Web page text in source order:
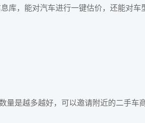
库，能对汽车进行一键估价，还能对车
量是越多越好，可以邀请附近的二手车